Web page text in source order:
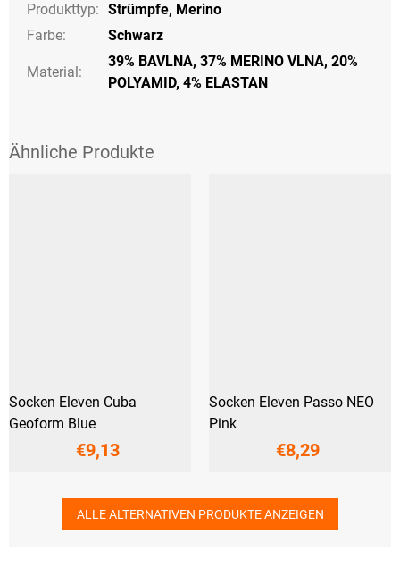
Produkttyp: Strümpfe, Merino
Farbe: Schwarz
Material:
39% BAVLNA, 37% MERINO VLNA, 20%
POLYAMID, 4% ELASTAN
Socken Eleven Cuba
Geoform Blue
€9,13
Socken Eleven Passo NEO
Pink
€8,29
ALLE ALTERNATIVEN PRODUKTE ANZEIGEN